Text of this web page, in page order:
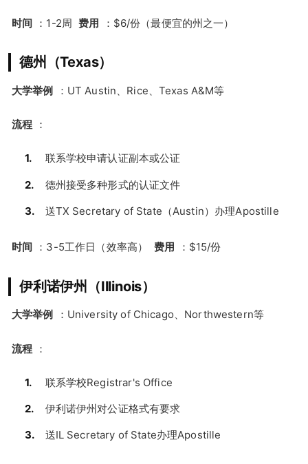
时间 ：1-2周 费用 ：$6/份（最便宜的州之一）
德州（Texas）
大学举例 ：UT Austin、Rice、Texas A&M等
流程 ：
联系学校申请认证副本或公证
德州接受多种形式的认证文件
送TX Secretary of State（Austin）办理Apostille
时间 ：3-5工作日（效率高） 费用 ：$15/份
伊利诺伊州（Illinois）
大学举例 ：University of Chicago、Northwestern等
流程 ：
联系学校Registrar's Office
伊利诺伊州对公证格式有要求
送IL Secretary of State办理Apostille